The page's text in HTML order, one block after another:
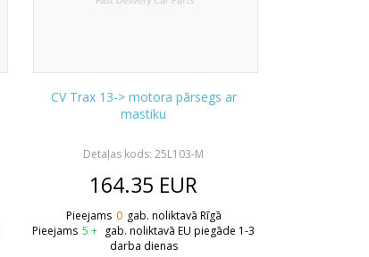
CV Trax 13-> motora pārsegs ar
mastiku
Detaļas kods: 25L103-M
164.35 EUR
Pieejams 0 gab. noliktavā Rīgā
Pieejams 5 + gab. noliktavā EU piegāde 1-3
darba dienas